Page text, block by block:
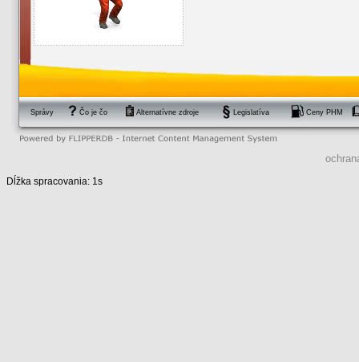
Správy Čo je čo Alternatívne zdroje Legislatíva Ceny PHM
Dĺžka spracovania: 1s